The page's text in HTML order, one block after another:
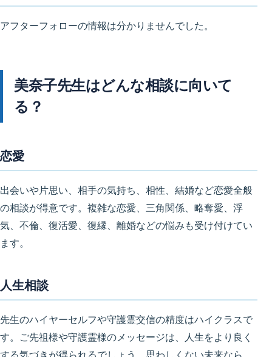
アフターフォローの情報は分かりませんでした。
美奈子先生はどんな相談に向いて
る？
恋愛
出会いや片思い、相手の気持ち、相性、結婚など恋愛全般
の相談が得意です。複雑な恋愛、三角関係、略奪愛、浮
気、不倫、復活愛、復縁、離婚などの悩みも受け付けてい
ます。
人生相談
先生のハイヤーセルフや守護霊交信の精度はハイクラスで
す。ご先祖様や守護霊様のメッセージは、人生をより良く
する気づきが得られるでしょう。思わしくない未来なら、